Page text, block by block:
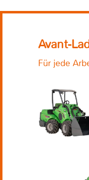
Avant-
Für jede